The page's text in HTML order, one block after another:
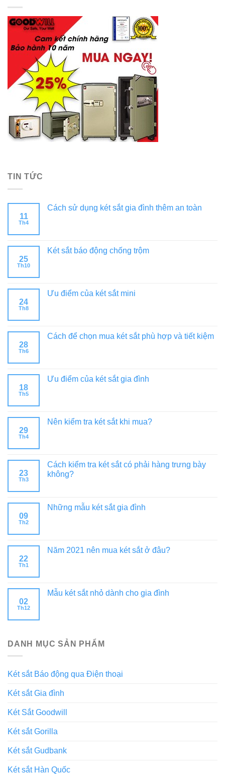
TIN TỨC
11
Th4
Cách sử dụng két sắt gia đình thêm an toàn
25
Th10
Két sắt báo động chống trộm
24
Th8
Ưu điểm của két sắt mini
28
Th6
Cách để chọn mua két sắt phù hợp và tiết kiệm
18
Th5
Ưu điểm của két sắt gia đình
29
Th4
Nên kiểm tra két sắt khi mua?
23
Th3
Cách kiểm tra két sắt có phải hàng trưng bày
không?
09
Th2
Những mẫu két sắt gia đình
22
Th1
Năm 2021 nên mua két sắt ở đâu?
02
Th12
Mẫu két sắt nhỏ dành cho gia đình
DANH MỤC SẢN PHẨM
Két sắt Báo động qua Điện thoại
Két sắt Gia đình
Két Sắt Goodwill
Két sắt Gorilla
Két sắt Gudbank
Két sắt Hàn Quốc